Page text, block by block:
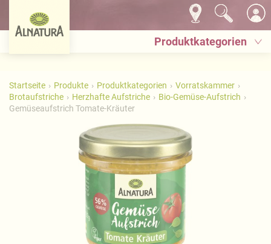
Produktkategorien
Startseite Produkte Produktkategorien
Vorratskammer
Brotaufstriche
Herzhafte Aufstriche
Bio-Gemüse-Aufstrich
Gemüseaufstrich Tomate-Kräuter